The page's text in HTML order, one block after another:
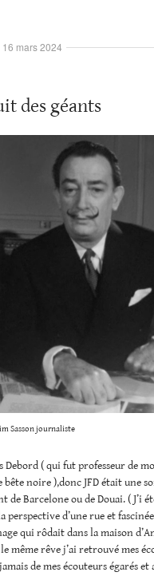
des géants
Sasson journaliste
Debord ( qui fut professeur de
noire ),donc JFD était une
Barcelone ou de Douai. ( J’i
perspective d’une rue et
qui rôdait dans la maison
même rêve j’ai retrouvé mes
de mes écouteurs égarés et
16 mars 2024